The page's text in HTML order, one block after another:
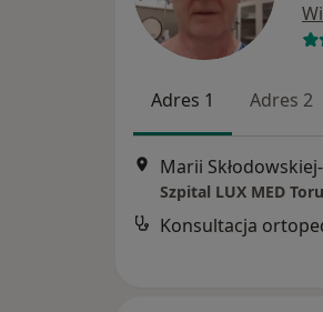
Adres 1 Adres 2
Marii
Szpital LUX MED
Konsultacja